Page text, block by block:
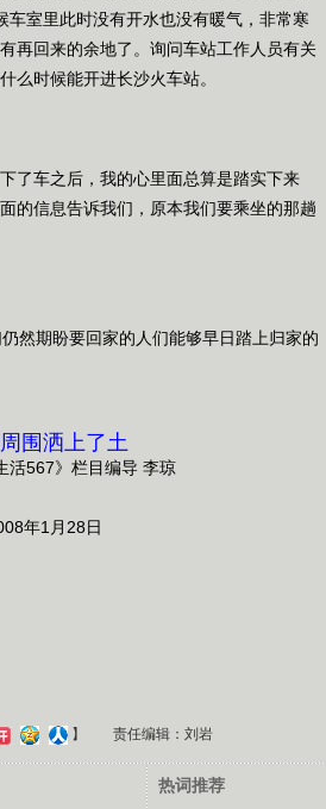
室里此时没有开水也没有暖气，非常寒
再回来的余地了。询问车站工作人员有关
么时候能开进长沙火车站。
车之后，我的心里面总算是踏实下来
的信息告诉我们，原本我们要乘坐的那趟
期盼要回家的人们能够早日踏上归家的
围洒上了土
导 李琼
日
】 责任编辑：刘岩
热词推荐